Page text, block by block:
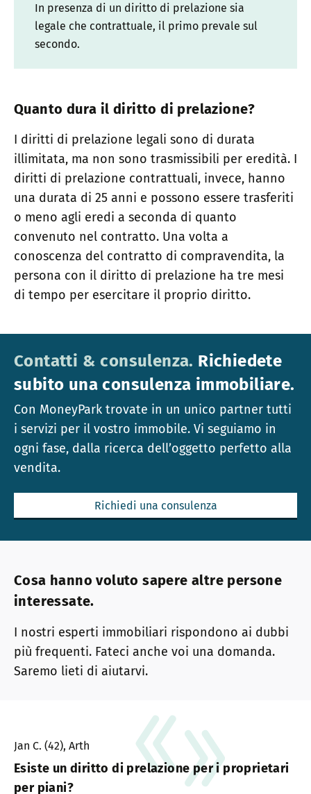
In presenza di un diritto di prelazione sia
legale che contrattuale, il primo prevale sul
secondo.
Quanto dura il diritto di prelazione?
I diritti di prelazione legali sono di durata
illimitata, ma non sono trasmissibili per eredità. I
diritti di prelazione contrattuali, invece, hanno
una durata di 25 anni e possono essere trasferiti
o meno agli eredi a seconda di quanto
convenuto nel contratto. Una volta a
conoscenza del contratto di compravendita, la
persona con il diritto di prelazione ha tre mesi
di tempo per esercitare il proprio diritto.
Contatti & consulenza. Richiedete
subito una consulenza immobiliare.
Con MoneyPark trovate in un unico partner tutti
i servizi per il vostro immobile. Vi seguiamo in
ogni fase, dalla ricerca dell’oggetto perfetto alla
vendita.
Richiedi una consulenza
Cosa hanno voluto sapere altre persone
interessate.
I nostri esperti immobiliari rispondono ai dubbi
più frequenti. Fateci anche voi una domanda.
Saremo lieti di aiutarvi.
Jan C. (42), Arth
Esiste un diritto di prelazione per i proprietari
per piani?